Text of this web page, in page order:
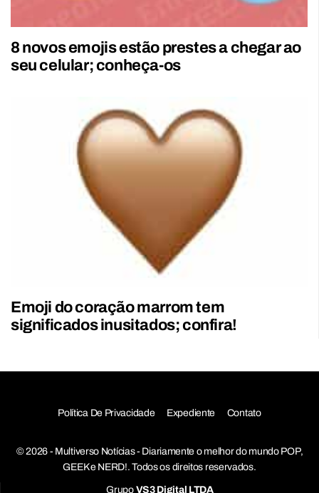
8 novos emojis estão prestes a chegar ao
seu celular; conheça-os
Emoji do coração marrom tem
significados inusitados; confira!
Política De Privacidade Expediente Contato
© 2026 - Multiverso Notícias - Diariamente o melhor do mundo POP,
GEEK e NERD!. Todos os direitos reservados.
Grupo VS3 Digital LTDA